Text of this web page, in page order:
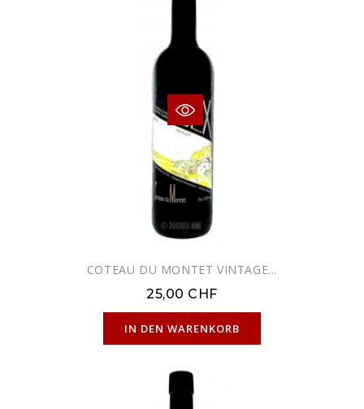
COTEAU DU MONTET VINTAGE...
25,00 CHF
IN DEN WARENKORB